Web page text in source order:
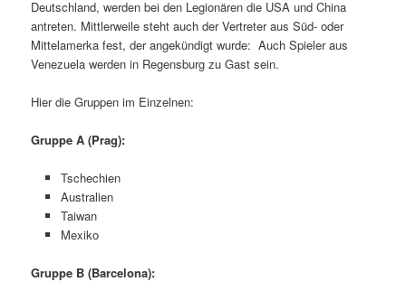
Deutschland, werden bei den Legionären die USA und China
antreten. Mittlerweile steht auch der Vertreter aus Süd- oder
Mittelamerka fest, der angekündigt wurde: Auch Spieler aus
Venezuela werden in Regensburg zu Gast sein.
Hier die Gruppen im Einzelnen:
Gruppe A (Prag):
Tschechien
Australien
Taiwan
Mexiko
Gruppe B (Barcelona):